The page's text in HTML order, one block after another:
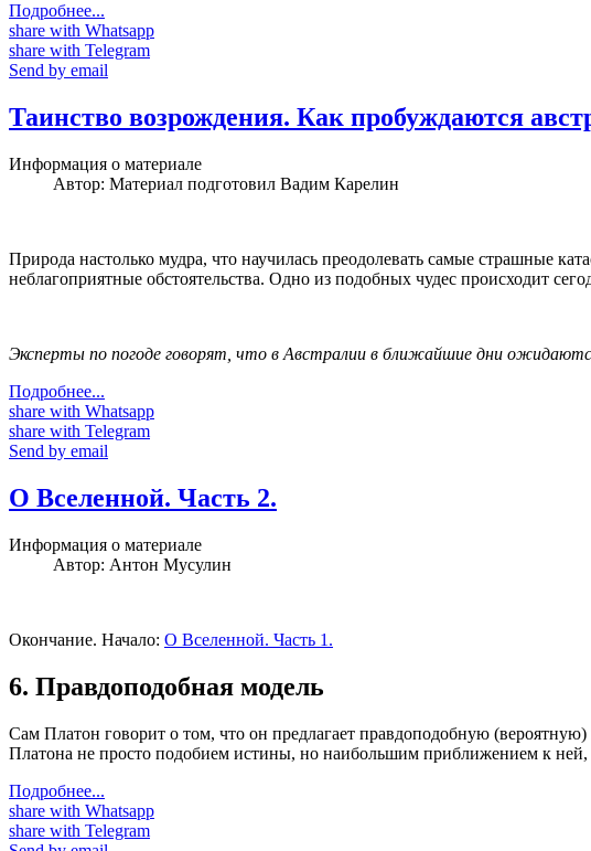
Подробнее...
share with Whatsapp
share with Telegram
Send by email
Таинство возрождения. Как пробуждаются
Информация о материале
Автор: Материал подготовил Вадим Карелин
Природа настолько мудра, что научилась преодолевать самые страшные
неблагоприятные обстоятельства. Одно из подобных чудес происходит
Эксперты по погоде говорят, что в Австралии в ближайшие дни
Подробнее...
share with Whatsapp
share with Telegram
Send by email
О Вселенной. Часть 2.
Информация о материале
Автор: Антон Мусулин
Окончание. Начало: О Вселенной. Часть 1.
6. Правдоподобная модель
Сам Платон говорит о том, что он предлагает правдоподобную
Платона не просто подобием истины, но наибольшим приближением к ней,
Подробнее...
share with Whatsapp
share with Telegram